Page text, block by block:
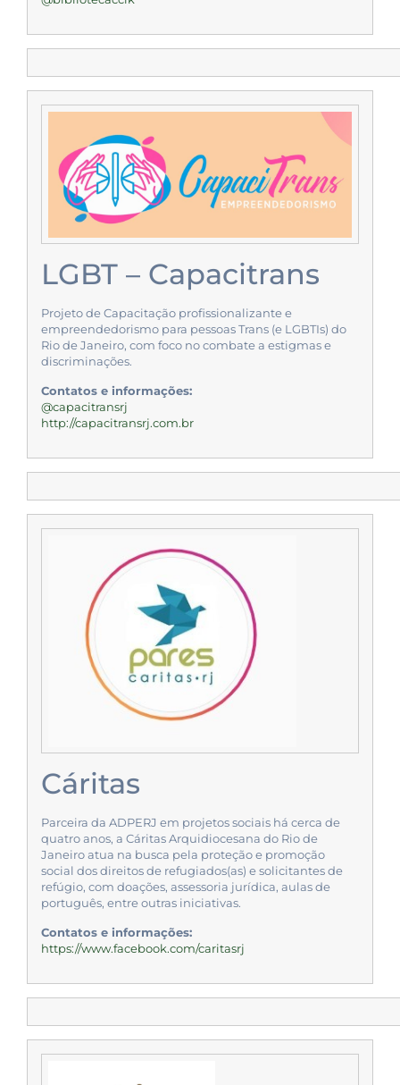
LGBT – Capacitrans
Projeto de Capacitação profissionalizante e
empreendedorismo para pessoas Trans (e LGBTIs) do
Rio de Janeiro, com foco no combate a estigmas e
discriminações.
Contatos e informações:
@capacitransrj
http://capacitransrj.com.br
Cáritas
Parceira da ADPERJ em projetos sociais há cerca de
quatro anos, a Cáritas Arquidiocesana do Rio de
Janeiro atua na busca pela proteção e promoção
social dos direitos de refugiados(as) e solicitantes de
refúgio, com doações, assessoria jurídica, aulas de
português, entre outras iniciativas.
Contatos e informações:
https://www.facebook.com/caritasrj